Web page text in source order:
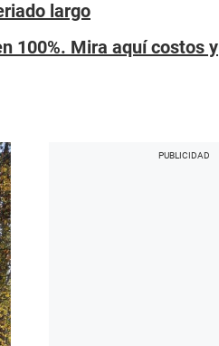
largo
100%. Mira aquí costos y